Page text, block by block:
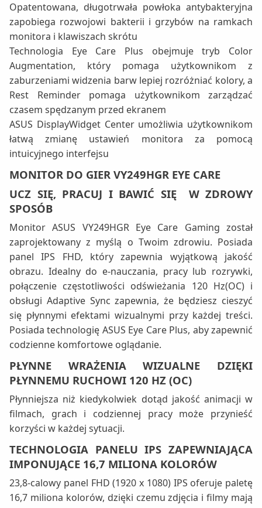
Opatentowana, długotrwała powłoka antybakteryjna
zapobiega rozwojowi bakterii i grzybów na ramkach
monitora i klawiszach skrótu
Technologia Eye Care Plus obejmuje tryb Color
Augmentation, który pomaga użytkownikom z
zaburzeniami widzenia barw lepiej rozróżniać kolory, a
Rest Reminder pomaga użytkownikom zarządzać
czasem spędzanym przed ekranem
ASUS DisplayWidget Center umożliwia użytkownikom
łatwą zmianę ustawień monitora za pomocą
intuicyjnego interfejsu
MONITOR DO GIER VY249HGR EYE CARE
UCZ SIĘ, PRACUJ I BAWIĆ SIĘ W ZDROWY
SPOSÓB
Monitor ASUS VY249HGR Eye Care Gaming został
zaprojektowany z myślą o Twoim zdrowiu. Posiada
panel IPS FHD, który zapewnia wyjątkową jakość
obrazu. Idealny do e-nauczania, pracy lub rozrywki,
połączenie częstotliwości odświeżania 120 Hz(OC) i
obsługi Adaptive Sync zapewnia, że ​​będziesz cieszyć
się płynnymi efektami wizualnymi przy każdej treści.
Posiada technologię ASUS Eye Care Plus, aby zapewnić
codzienne komfortowe oglądanie.
PŁYNNE WRAŻENIA WIZUALNE DZIĘKI
PŁYNNEMU RUCHOWI 120 HZ (OC)
Płynniejsza niż kiedykolwiek dotąd jakość animacji w
filmach, grach i codziennej pracy może przynieść
korzyści w każdej sytuacji.
TECHNOLOGIA PANELU IPS ZAPEWNIAJĄCA
IMPONUJĄCE 16,7 MILIONA KOLORÓW
23,8-calowy panel FHD (1920 x 1080) IPS oferuje paletę
16,7 miliona kolorów, dzięki czemu zdjęcia i filmy mają